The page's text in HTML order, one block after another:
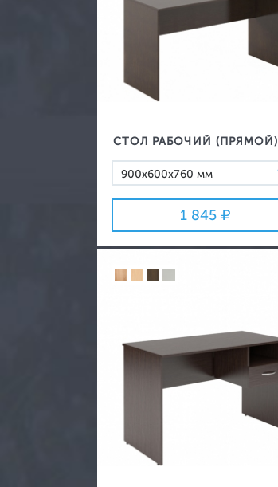
СТОЛ РАБОЧИЙ (ПРЯМОЙ)
900х600х760 мм
1200х600х760 мм
1400х600х760 мм
1 845